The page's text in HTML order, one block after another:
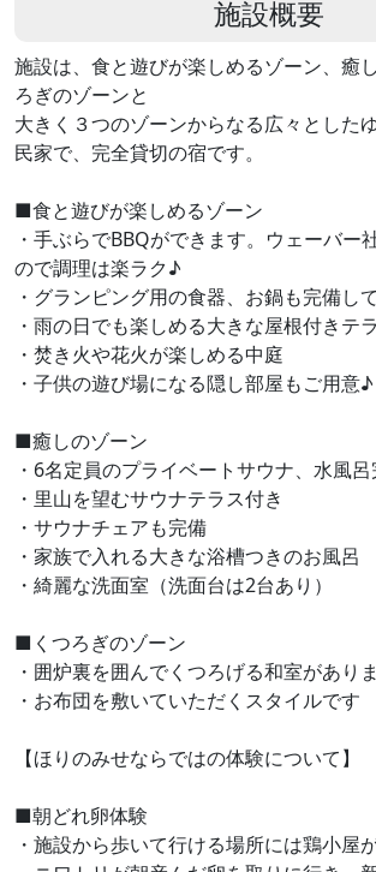
施設概要
施設は、食と遊びが楽しめるゾーン、癒
ろぎのゾーンと
大きく３つのゾーンからなる広々とした
民家で、完全貸切の宿です。
■食と遊びが楽しめるゾーン
・手ぶらでBBQができます。ウェーバー
ので調理は楽ラク♪
・グランピング用の食器、お鍋も完備し
・雨の日でも楽しめる大きな屋根付きテ
・焚き火や花火が楽しめる中庭
・子供の遊び場になる隠し部屋もご用意♪
■癒しのゾーン
・6名定員のプライベートサウナ、水風
・里山を望むサウナテラス付き
・サウナチェアも完備
・家族で入れる大きな浴槽つきのお風呂
・綺麗な洗面室（洗面台は2台あり）
■くつろぎのゾーン
・囲炉裏を囲んでくつろげる和室があり
・お布団を敷いていただくスタイルです
【ほりのみせならではの体験について】
■朝どれ卵体験
・施設から歩いて行ける場所には鶏小屋